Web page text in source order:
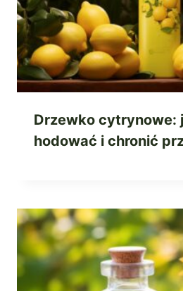
Drzewko cytrynowe:
hodować i chronić